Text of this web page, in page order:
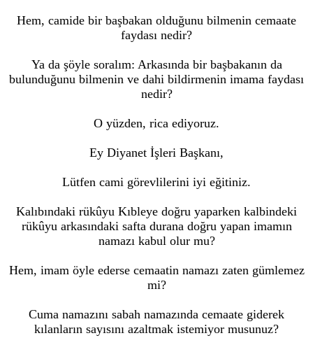
Hem, camide bir başbakan olduğunu bilmenin cemaate
faydası nedir?
Ya da şöyle soralım: Arkasında bir başbakanın da
bulunduğunu bilmenin ve dahi bildirmenin imama faydası
nedir?
O yüzden, rica ediyoruz.
Ey Diyanet İşleri Başkanı,
Lütfen cami görevlilerini iyi eğitiniz.
Kalıbındaki rükûyu Kıbleye doğru yaparken kalbindeki
rükûyu arkasındaki safta durana doğru yapan imamın
namazı kabul olur mu?
Hem, imam öyle ederse cemaatin namazı zaten gümlemez
mi?
Cuma namazını sabah namazında cemaate giderek
kılanların sayısını azaltmak istemiyor musunuz?